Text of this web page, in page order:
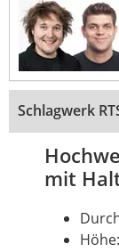
Schlagwerk
mit